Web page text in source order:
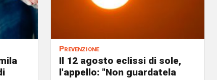
Prevenzione
Il 12 agosto eclissi di sole,
l'appello: "Non guardatela